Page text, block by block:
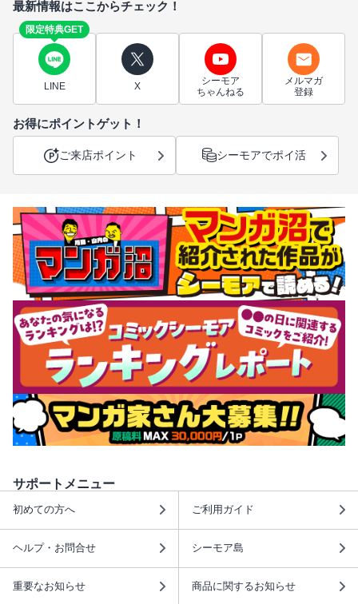
最新情報はここからチェック！
限定特典GET
LINE X
シーモア
ちゃんねる
メルマガ
登録
お得にポイントゲット！
ご来店ポイント シーモアでポイ活
サポートメニュー
初めての方へ ご利用ガイド
ヘルプ・お問合せ シーモア島
重要なお知らせ 商品に関するお知らせ